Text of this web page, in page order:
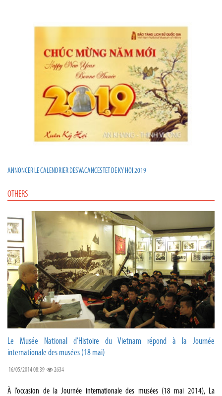
ANNONCER LE CALENDRIER DES VACANCES TET DE KY HOI 2019
OTHERS
Le Musée National d’Histoire du Vietnam répond à la Journée
internationale des musées (18 mai)
16/05/2014 08:39 2634
À l’occasion de la Journée internationale des musées (18 mai 2014), La